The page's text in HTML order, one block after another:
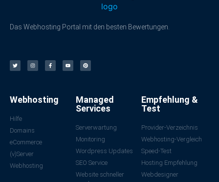
Das Webhosting Portal mit den besten Bewertungen.
Webhosting
Hilfe
Domains
eCommerce
(v)Server
Webhosting
Managed
Services
Serverwartung
Monitoring
Wordpress Updates
SEO Service
Website schneller
Empfehlung &
Test
Provider-Verzeichnis
Webhosting-Vergleich
Speed-Test
Hosting Empfehlung
Webdesigner